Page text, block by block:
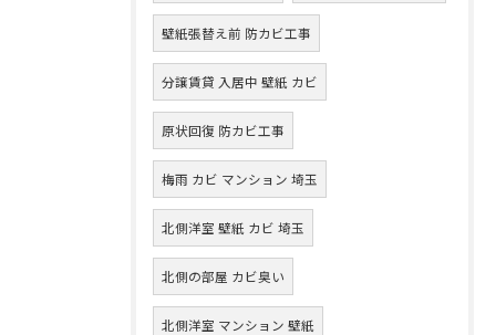
壁紙張替え前 防カビ工事
分譲賃貸 入居中 壁紙 カビ
原状回復 防カビ工事
梅雨 カビ マンション 埼玉
北側洋室 壁紙 カビ 埼玉
北側の部屋 カビ臭い
北側洋室 マンション 壁紙